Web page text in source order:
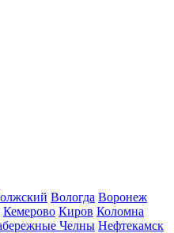
Вологда Воронеж
Кемерово Киров Коломна
Челны Нефтекамск